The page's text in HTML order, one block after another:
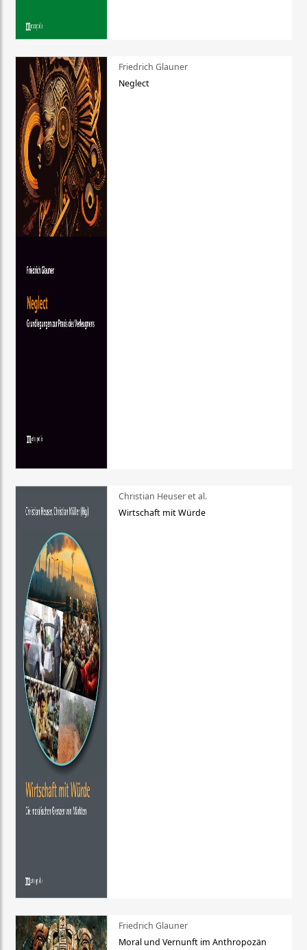
Friedrich Glauner
Neglect
Christian Heuser et al.
Wirtschaft mit Würde
Friedrich Glauner
Moral und Vernunft im Anthropozän